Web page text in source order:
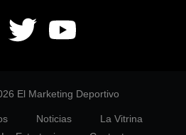
El Marketing Deportivo
Noticias
La Vitrina